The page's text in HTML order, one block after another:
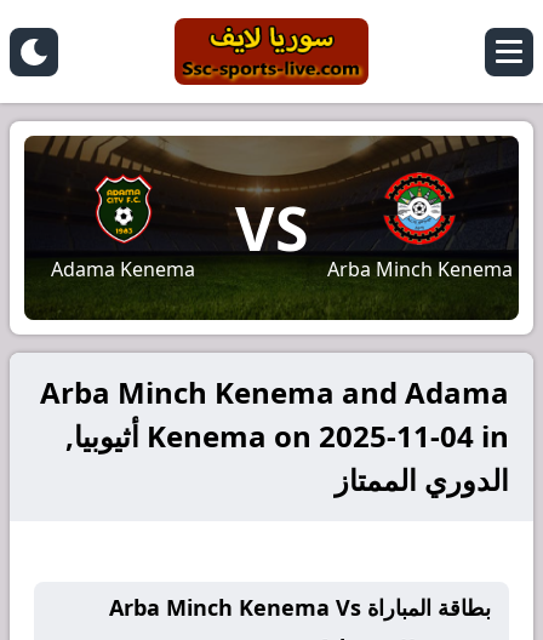
Arba Minch Kenema
VS
Adama Kenema
Arba Minch Kenema and Adama
Kenema on 2025-11-04 in أثيوبيا,
الدوري الممتاز
بطاقة المباراة Arba Minch Kenema Vs